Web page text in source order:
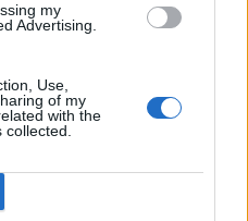
my
Advertising.
Use,
of my
with the
Znamená to však len to, že
a pes je pripravený
vášho hodnotenia.